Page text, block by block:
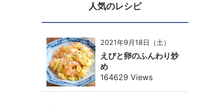
人気のレシピ
2021年9月18日（土）
えびと卵のふんわり炒
め
164629 Views